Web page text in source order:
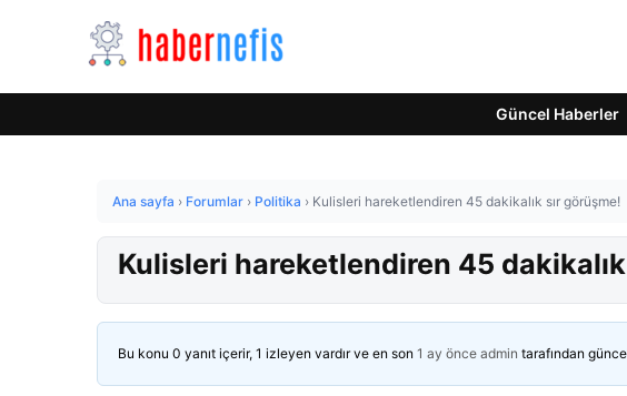
Güncel Haberler
Ana sayfa › Forumlar › Politika › Kulisleri hareketlendiren 45 dakikalık sır görüşme!
Kulisleri hareketlendiren 45
Bu konu 0 yanıt içerir, 1 izleyen vardır ve en son 1 ay önce admin tarafından